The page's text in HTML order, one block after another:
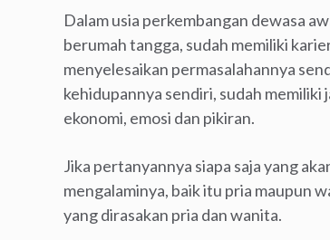
Dalam usia perkembangan dewasa
berumah tangga, sudah memiliki
menyelesaikan permasalahannya
kehidupannya sendiri, sudah memiliki
ekonomi, emosi dan pikiran.
Jika pertanyannya siapa saja yang
mengalaminya, baik itu pria maupun
yang dirasakan pria dan wanita.